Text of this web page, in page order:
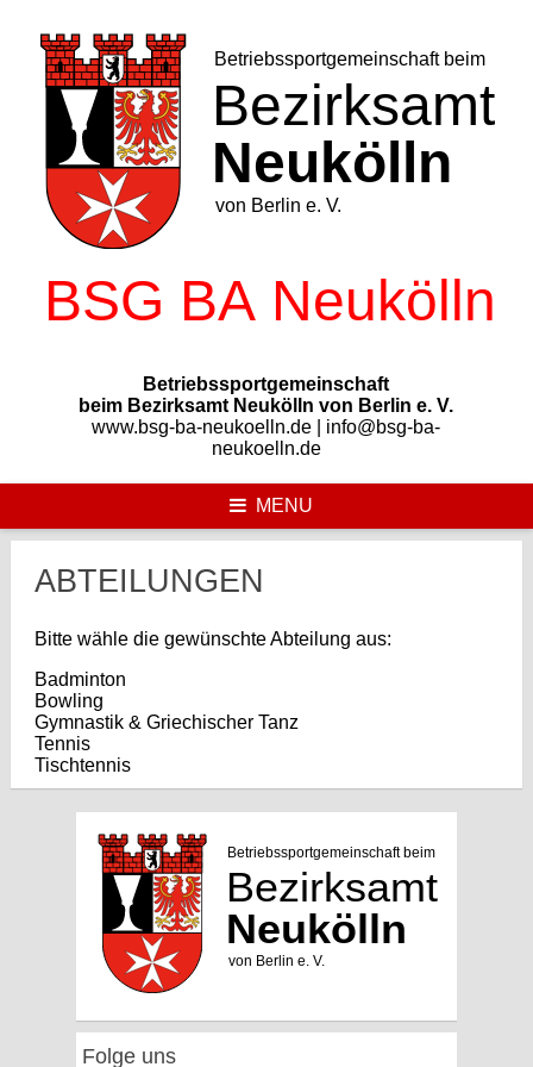
content
Betriebssportgemeinschaft
beim Bezirksamt Neukölln von Berlin e. V.
www.bsg-ba-neukoelln.de | info@bsg-ba-
neukoelln.de
MENU
ABTEILUNGEN
Bitte wähle die gewünschte Abteilung aus:
Badminton
Bowling
Gymnastik & Griechischer Tanz
Tennis
Tischtennis
Folge uns